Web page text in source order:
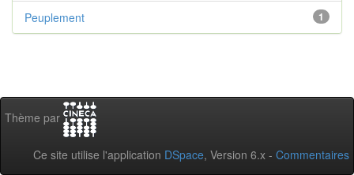
1
Peuplement
Thème par
Ce site utilise l'application DSpace, Version 6.x - Commentaires